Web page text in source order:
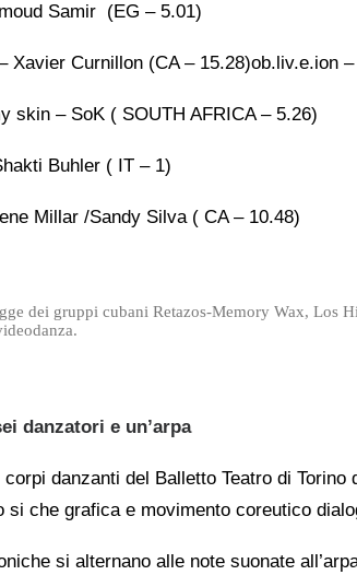
Samir (EG – 5.01)
Xavier Curnillon (CA – 15.28)ob.liv.e.ion
skin – SoK ( SOUTH AFRICA – 5.26)
Buhler ( IT – 1)
Millar /Sandy Silva ( CA – 10.48)
dei gruppi cubani Retazos-Memory Wax, Los
danzatori e un’arpa
danzanti del Balletto Teatro di
si che grafica e movimento coreutico
si alternano alle note suonate